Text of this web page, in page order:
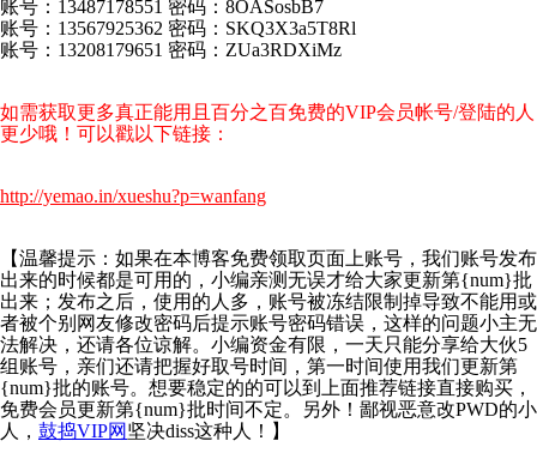
账号：13487178551 密码：8OASosbB7
账号：13567925362 密码：SKQ3X3a5T8Rl
账号：13208179651 密码：ZUa3RDXiMz
如需获取更多真正能用且百分之百免费的VIP会员帐号/登陆的人
更少哦！可以戳以下链接：
http://yemao.in/xueshu?p=wanfang
【温馨提示：如果在本博客免费领取页面上账号，我们账号发布
出来的时候都是可用的，小编亲测无误才给大家更新第{num}批
出来；发布之后，使用的人多，账号被冻结限制掉导致不能用或
者被个别网友修改密码后提示账号密码错误，这样的问题小主无
法解决，还请各位谅解。小编资金有限，一天只能分享给大伙5
组账号，亲们还请把握好取号时间，第一时间使用我们更新第
{num}批的账号。想要稳定的的可以到上面推荐链接直接购买，
免费会员更新第{num}批时间不定。另外！鄙视恶意改PWD的小
人， 鼓捣VIP网 坚决diss这种人！】